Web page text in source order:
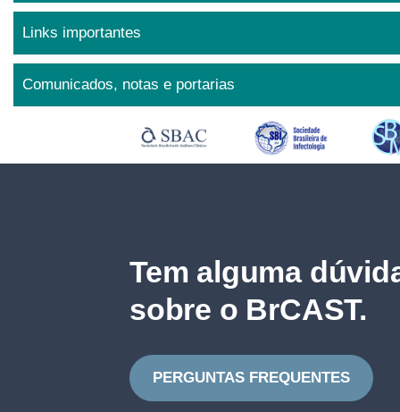
Links importantes
Comunicados, notas e portarias
Tem alguma
sobre o BrCAST.
PERGUNTAS FREQUENTES